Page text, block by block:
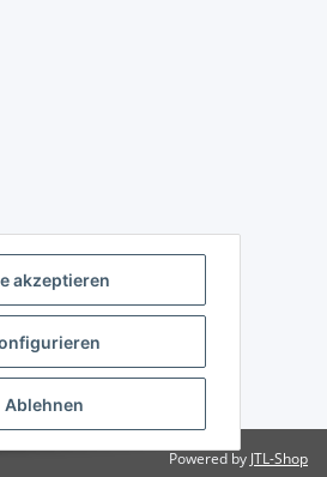
akzeptieren
Ablehnen
Powered by JTL-Shop